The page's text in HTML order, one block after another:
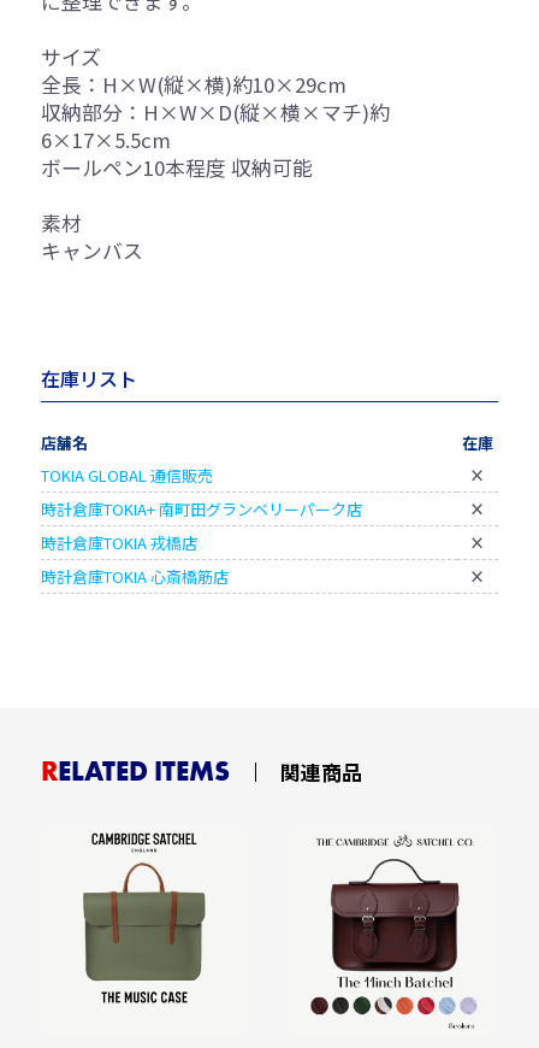
サイズ
全長：H×W(縦×横)約10×29cm
収納部分：H×W×D(縦×横×マチ)約
6×17×5.5cm
ボールペン10本程度 収納可能
素材
キャンバス
在庫リスト
店舗名
在庫
TOKIA GLOBAL 通信販売
×
時計倉庫TOKIA+ 南町田グランベリーパーク店
×
時計倉庫TOKIA 戎橋店
×
時計倉庫TOKIA 心斎橋筋店
×
RELATED ITEMS 関連商品